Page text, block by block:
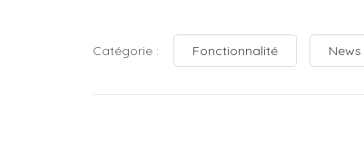
Catégorie : Fonctionnalité News